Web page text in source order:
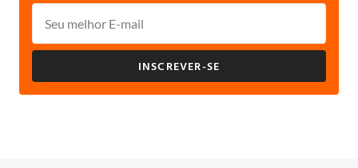
INSCREVER-SE